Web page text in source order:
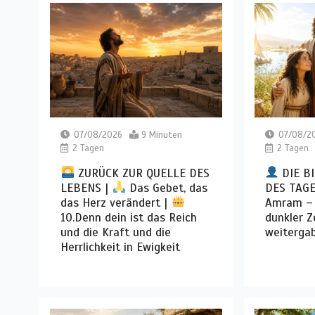
07/08/2026
9 Minuten
2 Tagen
ZURÜCK ZUR QUELLE DES
LEBENS |
Das Gebet, das
das Herz verändert |
10.Denn dein ist das Reich
und die Kraft und die
Herrlichkeit in Ewigkeit
07/08/
2 Tagen
DIE
DES
Amram
dunkler